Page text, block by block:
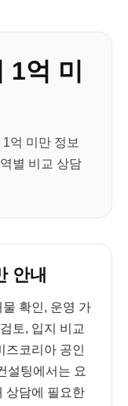
억 미
억 미만 정보
별 비교 상담
안내
확인, 운영 가
토, 입지 비교
즈코리아 공인
설팅에서는 요
상담에 필요한